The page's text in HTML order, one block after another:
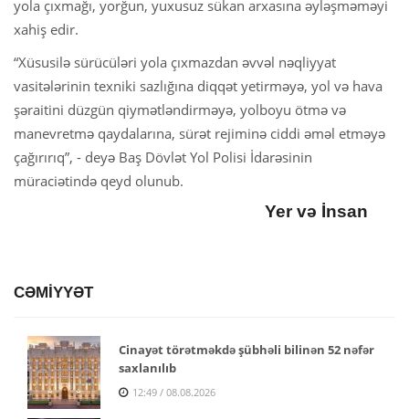
yola çıxmağı, yorğun, yuxusuz sükan arxasına əyləşməməyi
xahiş edir.
“Xüsusilə sürücüləri yola çıxmazdan əvvəl nəqliyyat
vasitələrinin texniki sazlığına diqqət yetirməyə, yol və hava
şəraitini düzgün qiymətləndirməyə, yolboyu ötmə və
manevretmə qaydalarına, sürət rejiminə ciddi əməl etməyə
çağırırıq”, - deyə Baş Dövlət Yol Polisi İdarəsinin
müraciətində qeyd olunub.
Yer və İnsan
CƏMİYYƏT
Cinayət törətməkdə şübhəli bilinən 52 nəfər
saxlanılıb
12:49 / 08.08.2026